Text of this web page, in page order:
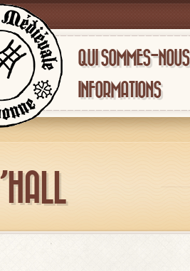
QUI SOMMES-NOUS
INFORMATIONS